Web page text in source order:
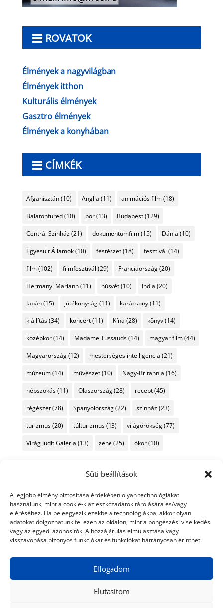
Süti beállítások
A legjobb élmény biztosítása érdekében olyan technológiákat
használunk, mint a cookie-k az eszközadatok tárolására és/vagy
eléréséhez. Ha beleegyezik ezekbe a technológiákba, akkor olyan
adatokat dolgozhatunk fel ezen az oldalon, mint a böngészési viselkedés
vagy az egyedi azonosítók. A hozzájárulás elmulasztása vagy
visszavonása bizonyos funkciókat és funkciókat hátrányosan érinthet.
Elfogadom
Elutasítom
ROVATOK
Élmények a nagyvilágban
Élmények itthon
Kulturális élmények
Gasztro élmények
Élmények a konyhában
CÍMKÉK
Afganisztán(10) Anglia (11) animációs film(18)
Balatonfüred(10) bor(13) Budapest(129)
Centrál Színház(21) dokumentumfilm(15) Dánia (10)
Egyesült Államok(10) festészet(18) fesztivál (14)
film(102) filmfesztivál (29) Franciaország(20)
Hermányi Mariann(11) húsvét(10) India (20)
Japán(15) jótékonyság(11) karácsony(11)
kiállítás(34) koncert(11) Kína (28) könyv(14)
középkor(14) Madame Tussauds(14) magyar film(44)
Magyarország(12) mesterséges intelligencia (21)
múzeum(14) művészet(10) Nagy-Britannia (16)
népszokás(11) Olaszország(28) recept(45)
régészet(78) Spanyolország(22) színház(23)
turizmus(20) túlturizmus(13) világörökség(77)
Virág Judit Galéria (13) zene (25) ókor(10)